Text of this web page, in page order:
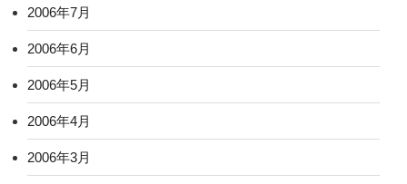
2006年7月
2006年6月
2006年5月
2006年4月
2006年3月